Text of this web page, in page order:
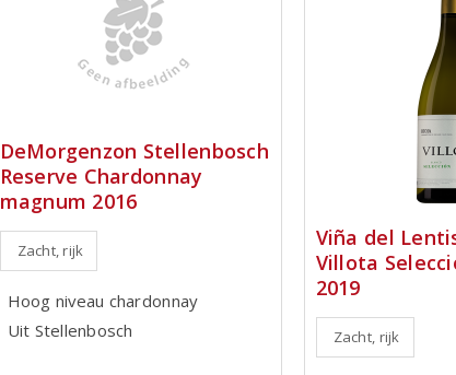
DeMorgenzon Stellenbosch
Reserve Chardonnay
magnum 2016
Zacht, rijk
Hoog niveau chardonnay
Uit Stellenbosch
Viña del
Villota
2019
Zacht, rijk